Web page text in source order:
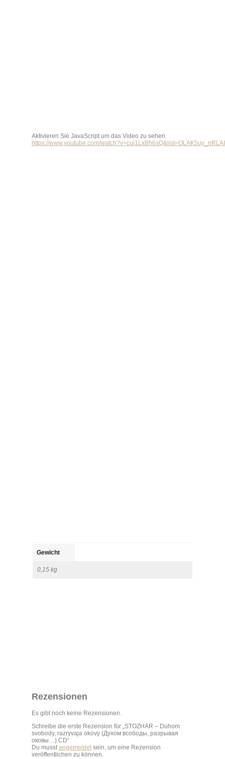
Aktivieren Sie JavaScript um das Video zu sehen.
https://www.youtube.com/
Gewicht
0,15 kg
Rezensionen
Es gibt noch keine Rezensionen.
Schreibe die erste Rezension für „STOZHAR – Duhom
svobody,​ razryvaja okovy (Духом всободы, разрывая
оковы…) CD“
Du musstangemeldetsein, um eine Rezension
veröffentlichen zu können.